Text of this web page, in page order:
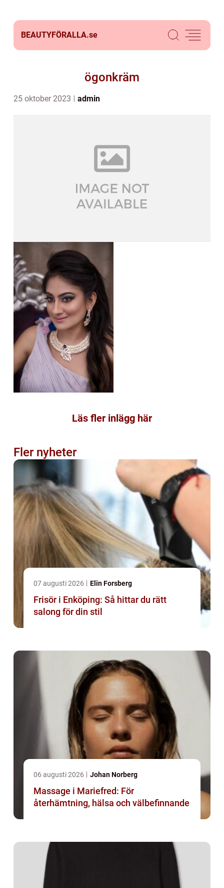
BEAUTYFÖRALLA.se
ögonkräm
25 oktober 2023 admin
Läs fler inlägg här
Fler nyheter
07 augusti 2026 Elin Forsberg
Frisör i Enköping: Så hittar du rätt
salong för din stil
06 augusti 2026 Johan Norberg
Massage i Mariefred: För
återhämtning, hälsa och välbefinnande